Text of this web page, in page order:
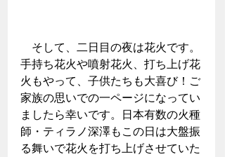
そして、二日目の夜は花火です。
手持ち花火や噴射花火、打ち上げ花
火もやって、子供たちも大喜び！ご
家族の思いでの一ページになってい
ましたら幸いです。日本有数の火種
師・ティラノ深澤もこの日は大盤振
る舞いで花火を打ち上げさせていた